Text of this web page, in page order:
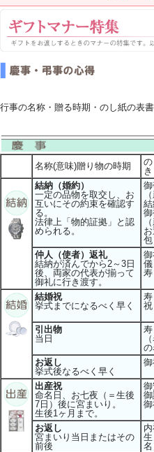
行事の名称・贈る時期・のし紙の表
名称(意味)贈り物の時期
き
結納（婚約）
一定の品物を取交し、お
互いにその約束を確認す
る。
法律上「物的証拠」と認
められる。
結
包
仲人（使者）返礼
結納が済んでから2～3日
後、両家の代表が揃って
御礼に行き渡す。
儀
寿
結婚祝
挙式までになるべく早く
引出物
当日
の
お返し
挙式後なるべく早く
出産祝
命名日、お七夜（＝生後
7日）後に宮まいり。
生後1ヶ月まで。
御
御
お返し
宮まいり当日またはその
前後
名